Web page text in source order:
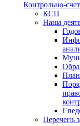
Контрольно-
КСП
Наша
Перечень